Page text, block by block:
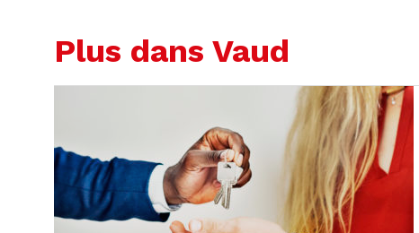
Plus dans Vaud